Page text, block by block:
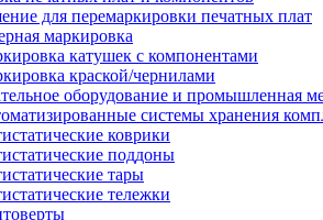
для перемаркировки печатных плат
маркировка
катушек с компонентами
краской/чернилами
оборудование и промышленная
системы хранения
коврики
поддоны
тары
тележки